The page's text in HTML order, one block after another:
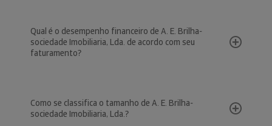
Qual é o desempenho financeiro de A. E. Brilha-
sociedade Imobiliaria, Lda. de acordo com seu
faturamento?
Como se classifica o tamanho de A. E. Brilha-
sociedade Imobiliaria, Lda.?